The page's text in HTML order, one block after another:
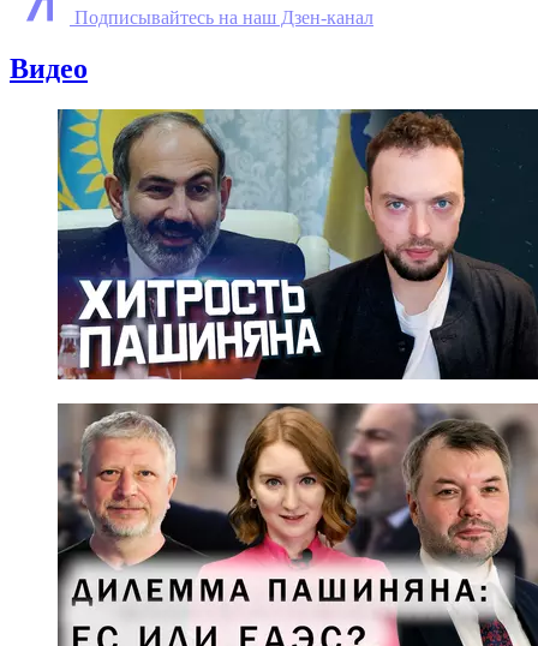
Подписывайтесь на наш Дзен-канал
Видео